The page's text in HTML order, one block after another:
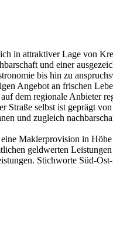
in attraktiver Lage von
und einer
bis hin zu
Angebot an frischen
dem regionale Anbieter
selbst ist geprägt
und zugleich
Maklerprovision in
geldwerten
Stichworte Süd-